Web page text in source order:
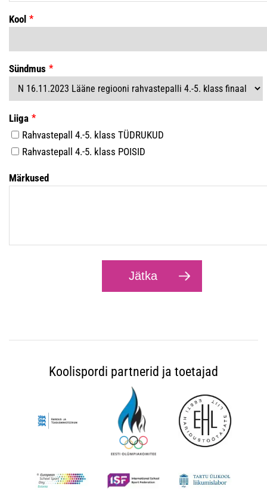
Kool
Sündmus
Liiga
Rahvastepall 4.-5. klass TÜDRUKUD
Rahvastepall 4.-5. klass POISID
Märkused
Koolispordi partnerid ja toetajad